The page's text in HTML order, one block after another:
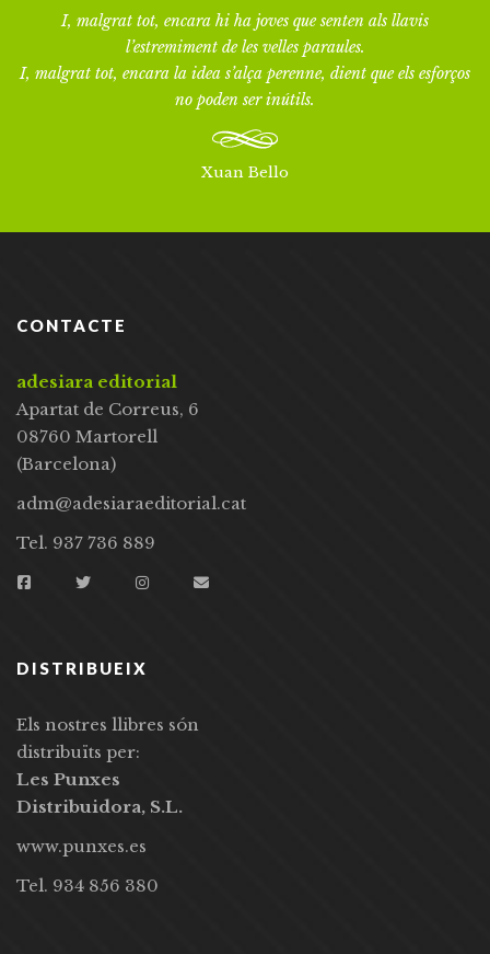
I, malgrat tot, encara hi ha joves que senten als llavis
l’estremiment de les velles paraules.
I, malgrat tot, encara la idea s’alça perenne, dient que els esforços
no poden ser inútils.
Xuan Bello
CONTACTE
adesiara editorial
Apartat de Correus, 6
08760 Martorell
(Barcelona)
adm@adesiaraeditorial.cat
Tel. 937 736 889
DISTRIBUEIX
Els nostres llibres són
distribuïts per:
Les Punxes
Distribuidora, S.L.
www.punxes.es
Tel. 934 856 380